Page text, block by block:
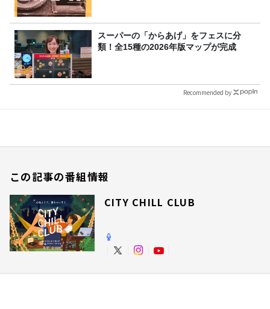
スーパーの「からあげ」をフェスに分
類！全15種の2026年版マップが完成
Recommended by
この記事の番組情報
CITY CHILL CLUB